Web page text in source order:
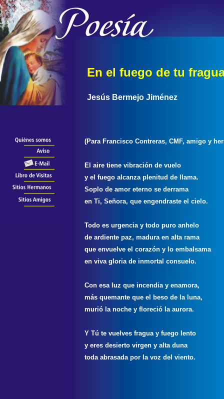
En el fuego de tu
Jesús Bermejo Jiménez
(Para Francisco Contreras, CMF, amigo y
El aire tiene vibración de vuelo
y el fuego alcanza plenitud de llama.
Soplo de amor eterno se derrama
en Ti, Señora, que engendraste el cielo.
Todo es urgencia y todo puro anhelo
de ardiente paz, madura en alta rama
que envuelve el corazón y lo embalsama
en viva gloria de inmortal consuelo.
Con esa luz que incendia y enamora,
más quemante que el beso de la luna,
murió la noche y floreció la aurora.
Y Tú te vuelves fragua y fuego lento
y eres desierto virgen y alta duna
toda abrasada por la voz del viento.